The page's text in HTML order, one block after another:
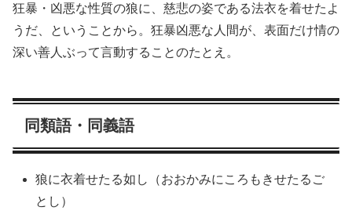
狂暴・凶悪な性質の狼に、慈悲の姿である法衣を着せたよ
うだ、ということから。狂暴凶悪な人間が、表面だけ情の
深い善人ぶって言動することのたとえ。
同類語・同義語
狼に衣着せたる如し（おおかみにころもきせたるご
とし）